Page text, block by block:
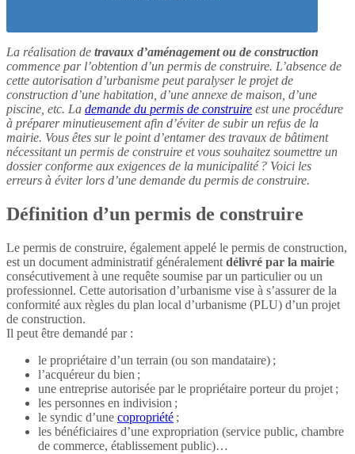
La réalisation de travaux d’aménagement ou de construction
commence par l’obtention d’un permis de construire. L’absence de
cette autorisation d’urbanisme peut paralyser le projet de
construction d’une habitation, d’une annexe de maison, d’une
piscine, etc. La demande du permis de construire est une procédure
à préparer minutieusement afin d’éviter de subir un refus de la
mairie. Vous êtes sur le point d’entamer des travaux de bâtiment
nécessitant un permis de construire et vous souhaitez soumettre un
dossier conforme aux exigences de la municipalité ? Voici les
erreurs à éviter lors d’une demande du permis de construire.
Définition d’un permis de construire
Le permis de construire, également appelé le permis de construction,
est un document administratif généralement délivré par la mairie
consécutivement à une requête soumise par un particulier ou un
professionnel. Cette autorisation d’urbanisme vise à s’assurer de la
conformité aux règles du plan local d’urbanisme (PLU) d’un projet
de construction.
Il peut être demandé par :
le propriétaire d’un terrain (ou son mandataire) ;
l’acquéreur du bien ;
une entreprise autorisée par le propriétaire porteur du projet ;
les personnes en indivision ;
le syndic d’une copropriété ;
les bénéficiaires d’une expropriation (service public, chambre
de commerce, établissement public)…